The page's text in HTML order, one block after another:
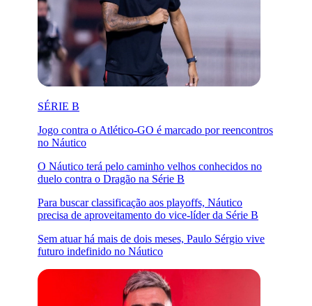
SÉRIE B
Jogo contra o Atlético-GO é marcado por reencontros
no Náutico
O Náutico terá pelo caminho velhos conhecidos no
duelo contra o Dragão na Série B
Para buscar classificação aos playoffs, Náutico
precisa de aproveitamento do vice-líder da Série B
Sem atuar há mais de dois meses, Paulo Sérgio vive
futuro indefinido no Náutico